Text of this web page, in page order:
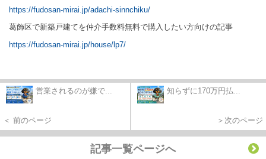
https://fudosan-mirai.jp/adachi-sinnchiku/
葛飾区で新築戸建てを仲介手数料無料で購入したい方向けの記事
https://fudosan-mirai.jp/house/lp7/
営業されるのが嫌で...
＜ 前のページ
知らずに170万円払...
＞次のページ
記事一覧ページへ